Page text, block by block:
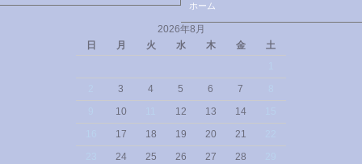
ホーム
2026年8月
日
月 火 水 木 金
土
3 4 5 6 7
10 12 13 14
17 18 19 20 21
24 25 26 27 28